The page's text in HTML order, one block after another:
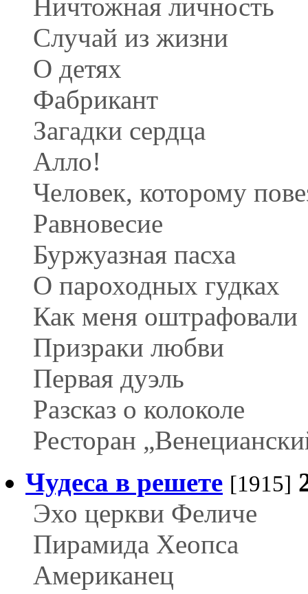
Ничтожная личность
Случай из жизни
О детях
Фабрикант
Загадки сердца
Aлло!
Человек, которому
Равновесие
Буржуазная пасха
О пароходных гудках
Как меня оштрафовали
Призраки любви
Первая дуэль
Разсказ о колоколе
Ресторан
Чудеса в решете [1915]
Эхо церкви Феличе
Пирамида Хеопса
Американец